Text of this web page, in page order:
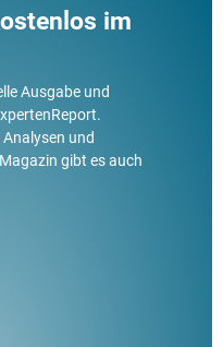
im
Ausgabe und
und
gibt es auch